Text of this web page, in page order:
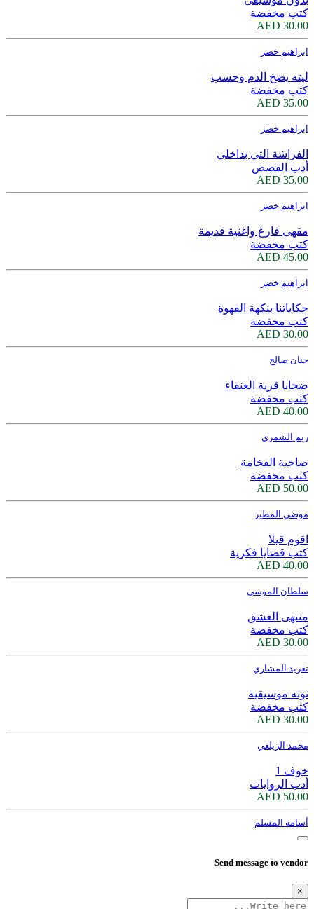
كتب مخفضة
30.00 AED
ابراهيم خضر
ليته يضخ الدم وحسب
كتب مخفضة
35.00 AED
ابراهيم خضر
الفراشة التي بداخلي
أدب القصص
35.00 AED
ابراهيم خضر
مقهى فارغ واغنية قديمة
كتب مخفضة
45.00 AED
ابراهيم خضر
حكاياتنا بنكهة القهوة
كتب مخفضة
30.00 AED
حنان صالح
ضحايا قرية العنقاء
كتب مخفضة
40.00 AED
ريم الشمري
صاحبة الفخامة
كتب مخفضة
50.00 AED
موضي المطير
اقوم قيلا
كتب قضايا فكرية
40.00 AED
سلطان الموسى
منتهى العشق
كتب مخفضة
30.00 AED
تغريد المشاري
نوته موسيقية
كتب مخفضة
30.00 AED
محمد الزيلعي
خوف 1
أدب الروايات
50.00 AED
أسامة المسلم
Send message to vendor
×